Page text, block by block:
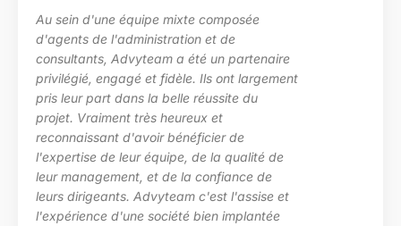
Au sein d'une équipe mixte composée
d'agents de l'administration et de
consultants, Advyteam a été un partenaire
privilégié, engagé et fidèle. Ils ont largement
pris leur part dans la belle réussite du
projet. Vraiment très heureux et
reconnaissant d'avoir bénéficier de
l'expertise de leur équipe, de la qualité de
leur management, et de la confiance de
leurs dirigeants. Advyteam c'est l'assise et
l'expérience d'une société bien implantée